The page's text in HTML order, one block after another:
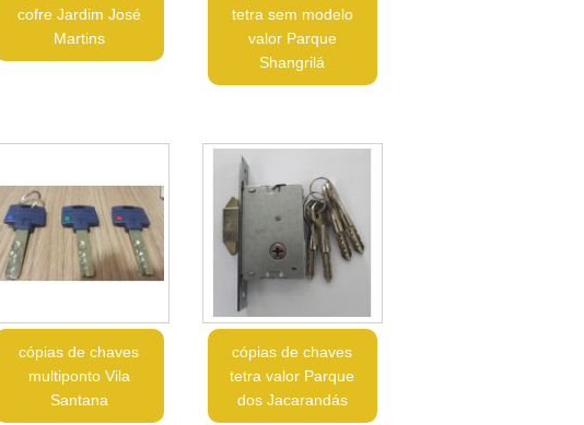
cofre Jardim José
Martins
tetra sem modelo
valor Parque
Shangrilá
cópias de chaves
multiponto Vila
Santana
cópias de chaves
tetra valor Parque
dos Jacarandás